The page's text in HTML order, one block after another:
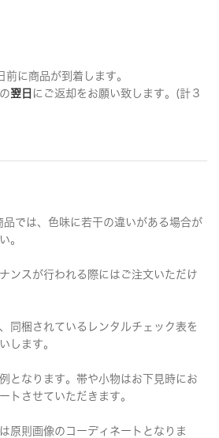
に商品が到着します。
翌日 にご返却をお願い致します。(計３
では、色味に若干の違いがある場合が
。
ンスが行われる際にはご注文いただけ
同梱されているレンタルチェック表を
します。
となります。帯や小物はお下見時にお
トさせていただきます。
原則画像のコーディネートとなりま